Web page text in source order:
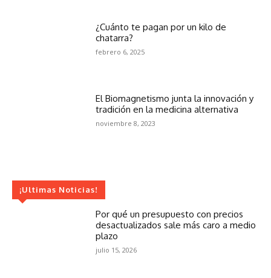
¿Cuánto te pagan por un kilo de
chatarra?
febrero 6, 2025
El Biomagnetismo junta la innovación y
tradición en la medicina alternativa
noviembre 8, 2023
¡Ultimas Noticias!
Por qué un presupuesto con precios
desactualizados sale más caro a medio
plazo
julio 15, 2026